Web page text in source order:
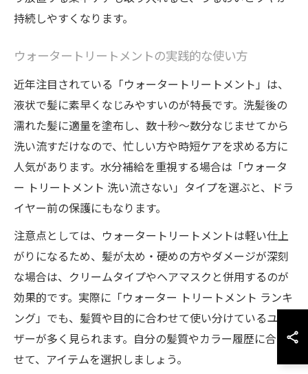
持続しやすくなります。
ウォータートリートメントの実践的な使い方
近年注目されている「ウォータートリートメント」は、
液状で髪に素早くなじみやすいのが特長です。洗髪後の
濡れた髪に適量を塗布し、数十秒〜数分なじませてから
洗い流すだけなので、忙しい方や時短ケアを求める方に
人気があります。水分補給を重視する場合は「ウォータ
ー トリートメント 洗い流さない」タイプを選ぶと、ドラ
イヤー前の保護にもなります。
注意点としては、ウォータートリートメントは軽い仕上
がりになるため、髪が太め・硬めの方やダメージが深刻
な場合は、クリームタイプやヘアマスクと併用するのが
効果的です。実際に「ウォーター トリートメント ランキ
ング」でも、髪質や目的に合わせて使い分けているユー
ザーが多く見られます。自分の髪質やカラー履歴に合わ
せて、アイテムを選択しましょう。